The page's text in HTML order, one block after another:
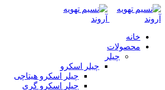
خانه
محصولات
چیلر
چیلر اسکرو
چیلر اسکرو هیتاچی
چیلر اسکرو گری